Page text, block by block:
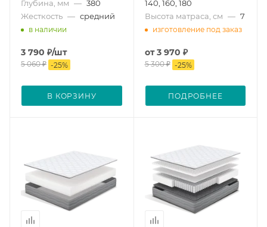
Глубина, мм — 380
Жесткость — средний
в наличии
3 790 ₽/шт
5 060₽ -25%
В КОРЗИНУ
140, 160, 180
Высота матраса, см — 7
изготовление под заказ
от3 970 ₽
5 300 ₽ -25%
ПОДРОБНЕЕ